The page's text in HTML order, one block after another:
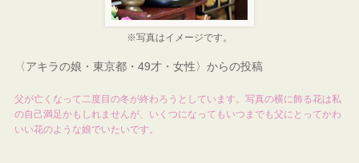
※写真はイメージです。
〈アキラの娘・東京都・49才・女性〉からの投稿
父が亡くなって二度目の冬が終わろうとしています。写真の横に飾る花は私
の自己満足かもしれませんが、いくつになってもいつまでも父にとってかわ
いい花のような娘でいたいです。